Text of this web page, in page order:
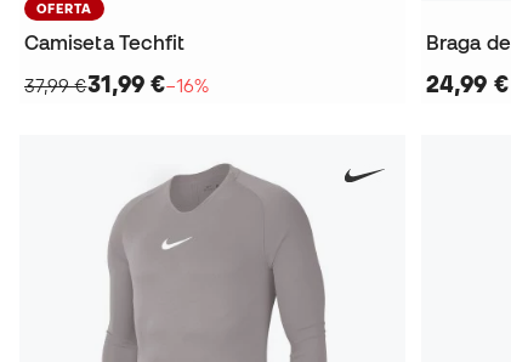
OFERTA
Camiseta Techfit
37,99 €31,99 €−16% 24,99 €